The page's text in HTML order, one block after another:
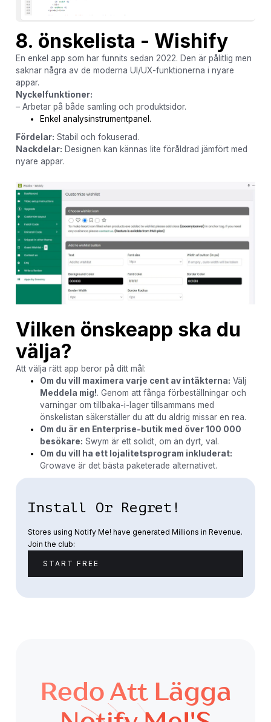
8. önskelista - Wishify
En enkel app som har funnits sedan 2022. Den är pålitlig men
saknar några av de moderna UI/UX-funktionerna i nyare
appar.
Nyckelfunktioner:
– Arbetar på både samling och produktsidor.
Enkel analysinstrumentpanel.
Fördelar: Stabil och fokuserad.
Nackdelar: Designen kan kännas lite föråldrad jämfört med
nyare appar.
Vilken önskeapp ska du
välja?
Att välja rätt app beror på ditt mål:
Om du vill maximera varje cent av intäkterna: Välj
Meddela mig!. Genom att fånga förbeställningar och
varningar om tillbaka-i-lager tillsammans med
önskelistan säkerställer du att du aldrig missar en rea.
Om du är en Enterprise-butik med över 100 000
besökare: Swym är ett solidt, om än dyrt, val.
Om du vill ha ett lojalitetsprogram inkluderat:
Growave är det bästa paketerade alternativet.
Install Or Regret!
Stores using Notify Me! have generated Millions in Revenue.
Join the club:
START FREE
Redo Att Lägga